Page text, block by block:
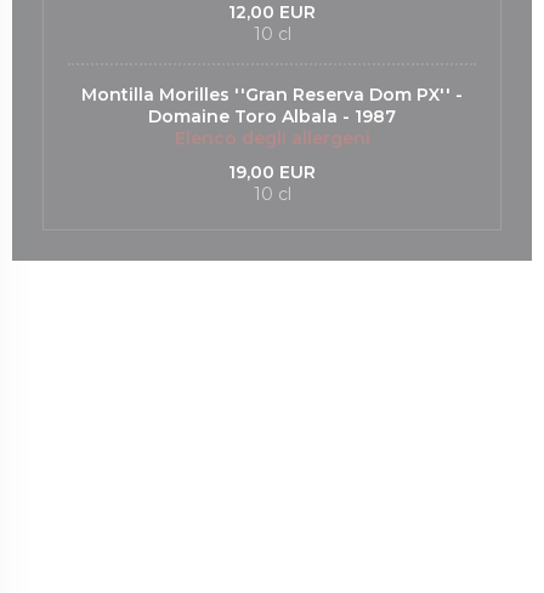
12,00 EUR
10 cl
Montilla Morilles ''Gran Reserva Dom PX'' -
Domaine Toro Albala - 1987
Elenco degli allergeni
19,00 EUR
10 cl